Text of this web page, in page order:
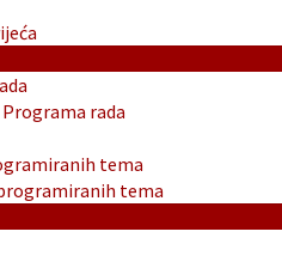
rada
tema
tema